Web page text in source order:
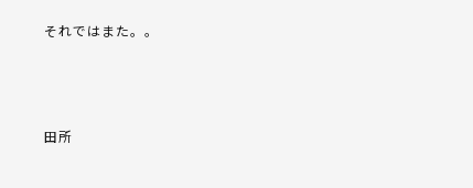
それではまた。。
田所